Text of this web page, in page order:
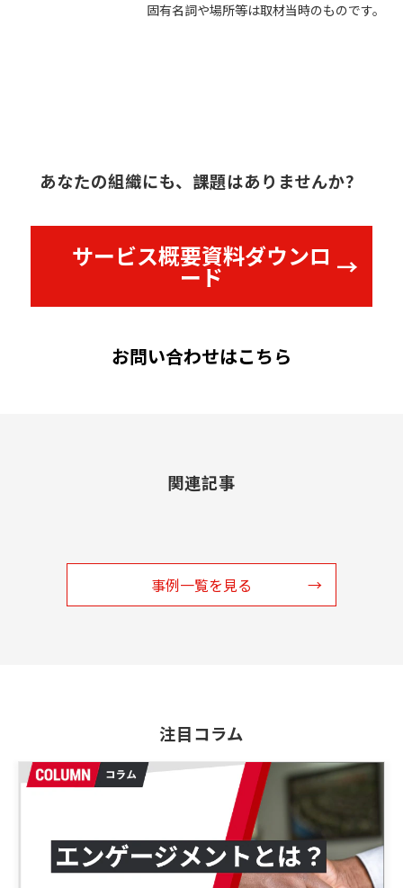
固有名詞や場所等は取材当時のものです。
あなたの組織にも、課題はありませんか？
サービス概要資料ダウンロ
ード
お問い合わせはこちら
関連記事
事例一覧を見る
注目コラム